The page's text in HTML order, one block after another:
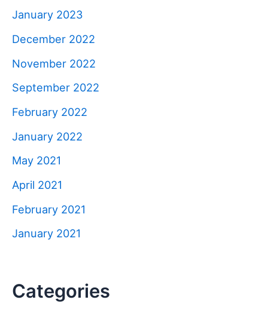
January 2023
December 2022
November 2022
September 2022
February 2022
January 2022
May 2021
April 2021
February 2021
January 2021
Categories